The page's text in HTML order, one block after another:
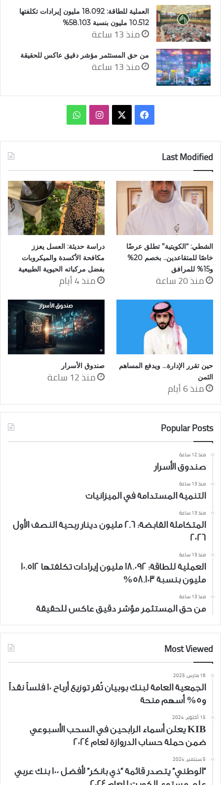
العملية للطاقة: 18.092 مليون إيرادات تكلفتها
10.512 مليون بنسبة 58.103%
منذ 13 ساعة
من حق المستثمر مؤشر دقيق عاكس للحقيقة
منذ 13 ساعة
فيسبوك انستقرامواتساب
Last Modified
الشطي: “الكويتية” تطلق عرضًا
خاصًا للمتقاعدين.. بخصم 20%
و15% للمرافق
منذ 20 ساعة
دراسة حديثة: العسل يعزز
مكافحة الأكسدة والميكروبات
بفضل مركباته الحيوية الطبيعية
منذ 4 أيام
حين تقرر الإدارة… ويدفع المساهم
الثمن
منذ 6 أيام
صندوق الأسرار
منذ 12 ساعة
Popular Posts
منذ 12 ساعة
صندوق الأسرار
منذ 13 ساعة
التنمية المستدامة في الميزانيات
منذ 13 ساعة
المتكاملة القابضة: 2.6 مليون دينار ربحية النصف الأول
2026
منذ 13 ساعة
العملية للطاقة: 18.092 مليون إيرادات تكلفتها 10.512
مليون بنسبة 58.103%
منذ 13 ساعة
من حق المستثمر مؤشر دقيق عاكس للحقيقة
Most Viewed
16 مارس، 2025
الجمعية العامة لبنك بوبيان تُقر توزيع أرباح 10 فلساً نقداً
و5% أسهم منحة
15 أكتوبر، 2024
KIB يعلن أسماء الرابحين في السحب الأسبوعي
ضمن حملة حساب الدروازة لعام 2024
5 سبتمبر، 2024
“الوطني” يتصدر قائمة “ذي بانكر” لأفضل 100 بنك عربي